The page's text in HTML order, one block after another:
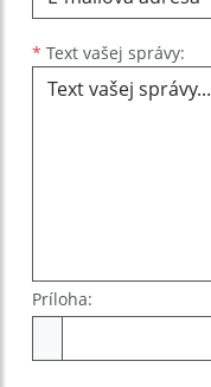
* Text vašej správy:
Príloha: